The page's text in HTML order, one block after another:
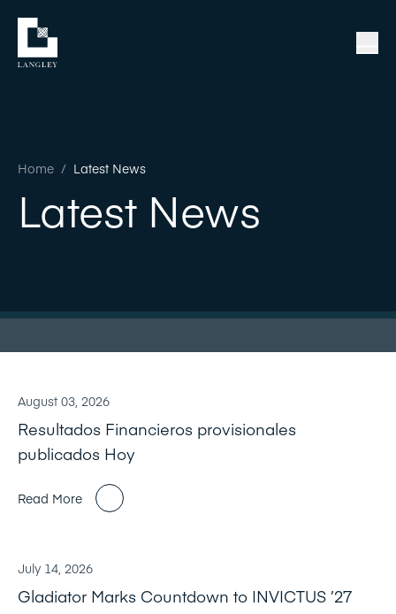
Home / Latest News
Latest News
August 03, 2026
Resultados Financieros provisionales
publicados Hoy
Read More
July 14, 2026
Gladiator Marks Countdown to INVICTUS ’27